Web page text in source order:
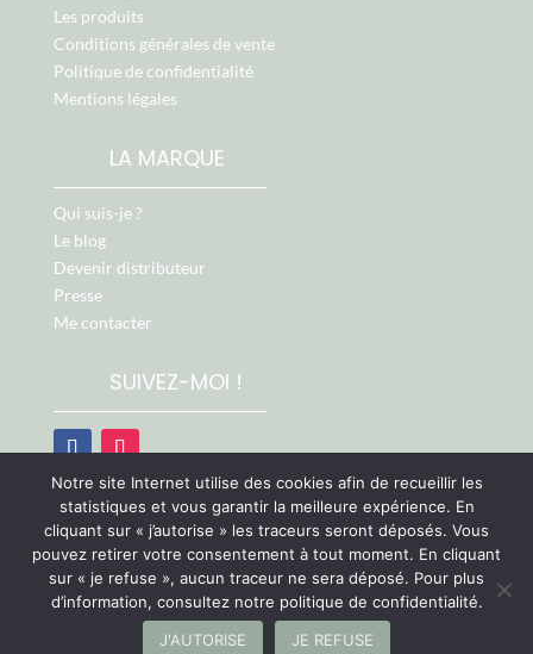
Les produits
Conditions générales de vente
Politique de confidentialité
Mentions légales
LA MARQUE
Qui suis-je ?
Le blog
Devenir distributeur
Presse
Me contacter
SUIVEZ-MOI !
Retrouvez-moi aussi sur :
Notre site Internet utilise des cookies afin de recueillir les
statistiques et vous garantir la meilleure expérience. En
cliquant sur « j’autorise » les traceurs seront déposés. Vous
pouvez retirer votre consentement à tout moment. En cliquant
sur « je refuse », aucun traceur ne sera déposé. Pour plus
d’information, consultez notre politique de confidentialité.
J'AUTORISE
JE REFUSE